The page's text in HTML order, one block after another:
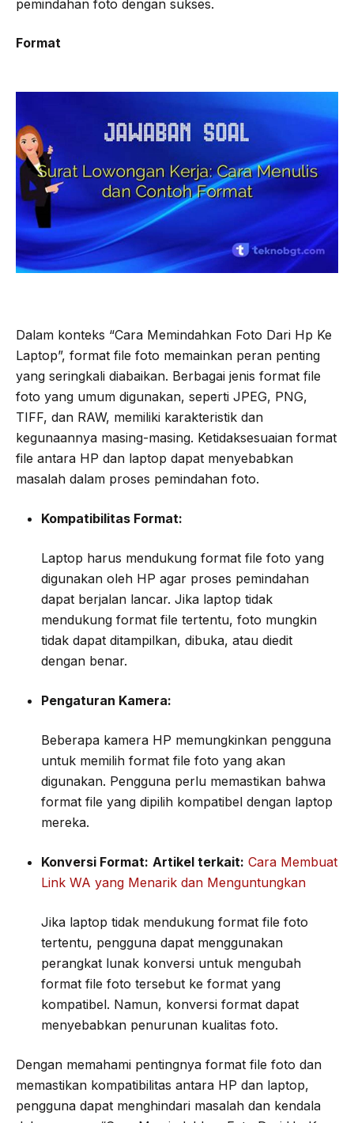
pemindahan foto dengan sukses.
Format
Dalam konteks “Cara Memindahkan Foto Dari Hp Ke
Laptop”, format file foto memainkan peran penting
yang seringkali diabaikan. Berbagai jenis format file
foto yang umum digunakan, seperti JPEG, PNG,
TIFF, dan RAW, memiliki karakteristik dan
kegunaannya masing-masing. Ketidaksesuaian format
file antara HP dan laptop dapat menyebabkan
masalah dalam proses pemindahan foto.
Kompatibilitas Format:
Laptop harus mendukung format file foto yang
digunakan oleh HP agar proses pemindahan
dapat berjalan lancar. Jika laptop tidak
mendukung format file tertentu, foto mungkin
tidak dapat ditampilkan, dibuka, atau diedit
dengan benar.
Pengaturan Kamera:
Beberapa kamera HP memungkinkan pengguna
untuk memilih format file foto yang akan
digunakan. Pengguna perlu memastikan bahwa
format file yang dipilih kompatibel dengan laptop
mereka.
Konversi Format: Artikel terkait: Cara Membuat
Link WA yang Menarik dan Menguntungkan
Jika laptop tidak mendukung format file foto
tertentu, pengguna dapat menggunakan
perangkat lunak konversi untuk mengubah
format file foto tersebut ke format yang
kompatibel. Namun, konversi format dapat
menyebabkan penurunan kualitas foto.
Dengan memahami pentingnya format file foto dan
memastikan kompatibilitas antara HP dan laptop,
pengguna dapat menghindari masalah dan kendala